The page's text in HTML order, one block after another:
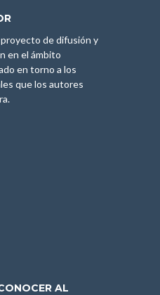
de difusión y
en el ámbito
en torno a los
que los autores
AL